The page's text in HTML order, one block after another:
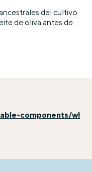
del cultivo
de oliva antes de
components/